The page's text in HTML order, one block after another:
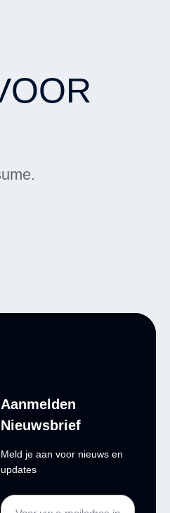
Aanmelden
Nieuwsbrief
Meld je aan voor nieuws en
updates